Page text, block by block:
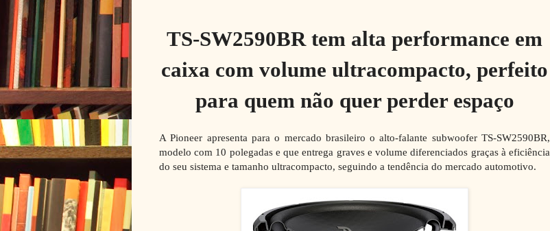
TS-SW2590BR tem alta performance em
caixa com volume ultracompacto, perfeito
para quem não quer perder espaço
A Pioneer apresenta para o mercado brasileiro o alto-falante subwoofer TS-SW2590BR,
modelo com 10 polegadas e que entrega graves e volume diferenciados graças à eficiência
do seu sistema e tamanho ultracompacto, seguindo a tendência do mercado automotivo.